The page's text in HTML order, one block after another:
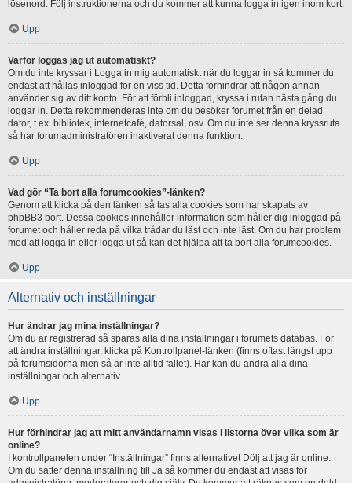
lösenord. Följ instruktionerna och du kommer att kunna logga in igen inom kort.
Upp
Varför loggas jag ut automatiskt?
Om du inte kryssar i Logga in mig automatiskt när du loggar in så kommer du
endast att hållas inloggad för en viss tid. Detta förhindrar att någon annan
använder sig av ditt konto. För att förbli inloggad, kryssa i rutan nästa gång du
loggar in. Detta rekommenderas inte om du besöker forumet från en delad
dator, t.ex. bibliotek, internetcafé, datorsal, osv. Om du inte ser denna kryssruta
så har forumadministratören inaktiverat denna funktion.
Upp
Vad gör “Ta bort alla forumcookies”-länken?
Genom att klicka på den länken så tas alla cookies som har skapats av
phpBB3 bort. Dessa cookies innehåller information som håller dig inloggad på
forumet och håller reda på vilka trådar du läst och inte läst. Om du har problem
med att logga in eller logga ut så kan det hjälpa att ta bort alla forumcookies.
Upp
Alternativ och inställningar
Hur ändrar jag mina inställningar?
Om du är registrerad så sparas alla dina inställningar i forumets databas. För
att ändra inställningar, klicka på Kontrollpanel-länken (finns oftast längst upp
på forumsidorna men så är inte alltid fallet). Här kan du ändra alla dina
inställningar och alternativ.
Upp
Hur förhindrar jag att mitt användarnamn visas i listorna över vilka som är
online?
I kontrollpanelen under “Inställningar” finns alternativet Dölj att jag är online.
Om du sätter denna inställning till Ja så kommer du endast att visas för